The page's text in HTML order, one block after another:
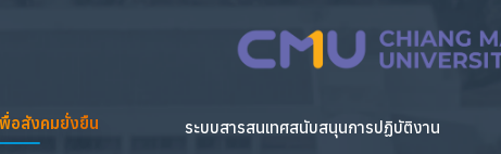
อสังคมยั่งยืน ระบบสารสนเทศสนับสนุนการปฏิบัติงาน